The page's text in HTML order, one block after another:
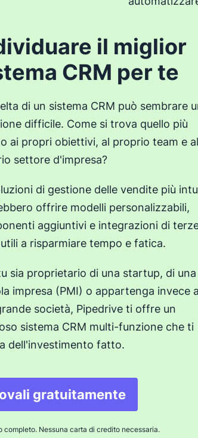
il miglior
CRM per te
di un sistema CRM può sembrare
difficile. Come si trova quello più
ai propri obiettivi, al proprio team e al
settore d'impresa?
di gestione delle vendite più
offrire modelli personalizzabili,
aggiuntivi e integrazioni di
a risparmiare tempo e fatica.
sia proprietario di una startup, di una
impresa (PMI) o appartenga invece
società, Pipedrive ti offre un
sistema CRM multi-funzione che ti
dell'investimento fatto.
gratuitamente
completo. Nessuna carta di credito necessaria.